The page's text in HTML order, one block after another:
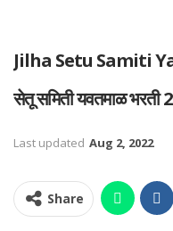
Jilha Setu Samiti
सेतू समिती यवतमाळ भरती
Last updated Aug 2, 2022
Share